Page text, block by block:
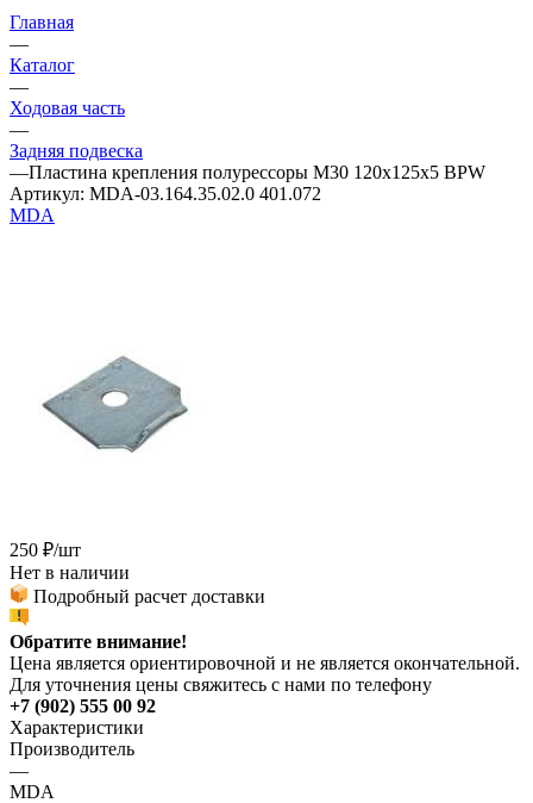
Главная
—
Каталог
—
Ходовая часть
—
Задняя подвеска
—Пластина крепления полурессоры M30 120x125x5 BPW
Артикул: MDA-03.164.35.02.0 401.072
MDA
250 ₽/шт
Нет в наличии
Подробный расчет доставки
Обратите внимание!
Цена является ориентировочной и не является окончательной.
Для уточнения цены свяжитесь с нами по телефону
+7 (902) 555 00 92
Характеристики
Производитель
—
MDA